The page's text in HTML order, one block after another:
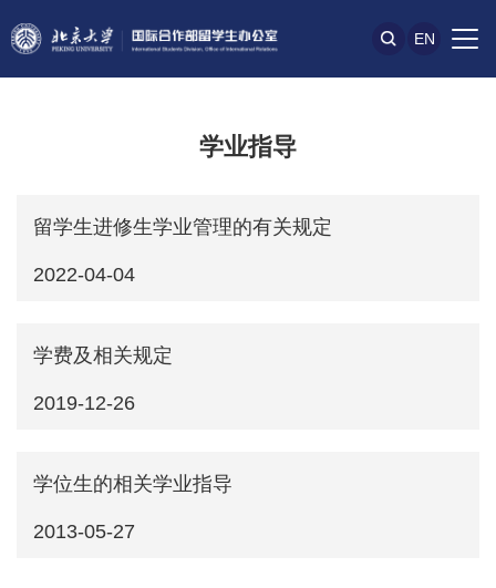
EN
学业指导
留学生进修生学业管理的有关规定
2022-04-04
学费及相关规定
2019-12-26
学位生的相关学业指导
2013-05-27